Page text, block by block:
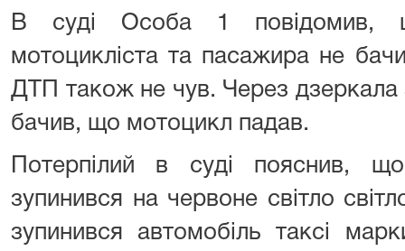
В суді Особа 1 повідомив,
мотоцикліста та пасажира не
ДТП також не чув. Через дзеркала
бачив, що мотоцикл падав.
Потерпілий в суді пояснив,
зупинився на червоне світло
зупинився автомобіль таксі